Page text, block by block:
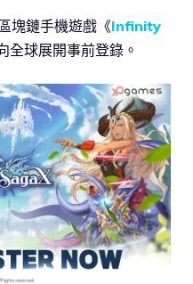
塊鏈手機遊戲《Infinity
全球展開事前登錄。